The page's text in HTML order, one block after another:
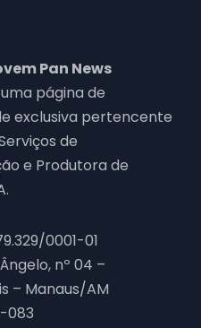
Pan News
página de
exclusiva pertencente
de
e Produtora de
0001-01
nº 04 –
– Manaus/AM
083